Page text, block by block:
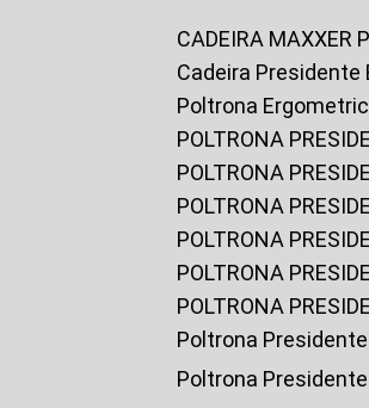
CADEIRA MAXXER
Cadeira
Poltrona
POLTRONA
POLTRONA
POLTRONA
POLTRONA
POLTRONA
POLTRONA
Poltrona
Poltrona